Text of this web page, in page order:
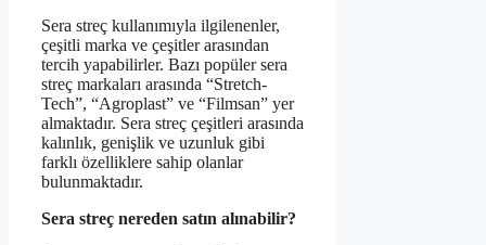
Sera streç kullanımıyla ilgilenenler,
çeşitli marka ve çeşitler arasından
tercih yapabilirler. Bazı popüler sera
streç markaları arasında “Stretch-
Tech”, “Agroplast” ve “Filmsan” yer
almaktadır. Sera streç çeşitleri arasında
kalınlık, genişlik ve uzunluk gibi
farklı özelliklere sahip olanlar
bulunmaktadır.
Sera streç nereden satın alınabilir?